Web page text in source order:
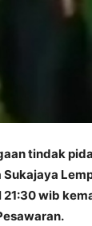
tindak
wib